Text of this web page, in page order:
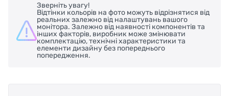
Зверніть увагу!
Відтінки кольорів на фото можуть відрізнятися від
реальних залежно від налаштувань вашого
монітора. Залежно від наявності компонентів та
інших факторів, виробник може змінювати
комплектацію, технічні характеристики та
елементи дизайну без попереднього
попередження.